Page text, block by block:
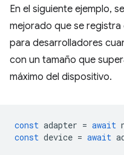
En el siguiente ejemplo,
mejorado que se registra
para desarrolladores
con un tamaño que
máximo del dispositivo.
const adapter = await
const device = await